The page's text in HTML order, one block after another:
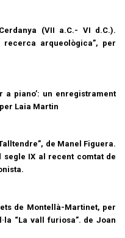
(VII a.C.- VI d.C.).
arqueològica”, per
a piano’: un enregistrament
Laia Martin
de Manel Figuera.
IX al recent comtat de
de Montellà-Martinet, per
“La vall furiosa”. de Joan